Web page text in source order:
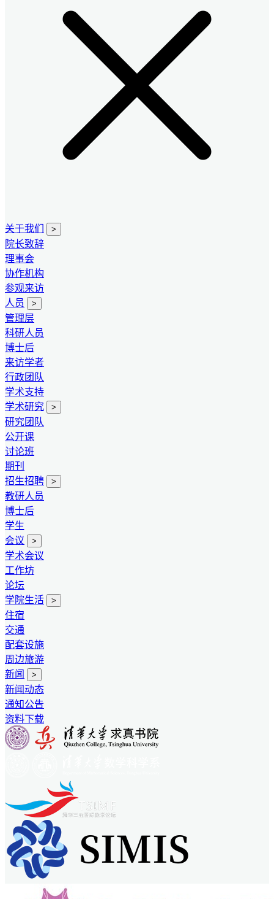
关于我们 >
院长致辞
理事会
协作机构
参观来访
人员
>
管理层
科研人员
博士后
来访学者
行政团队
学术支持
学术研究
>
研究团队
公开课
讨论班
期刊
招生招聘
>
教研人员
博士后
学生
会议
>
学术会议
工作坊
论坛
学院生活
>
住宿
交通
配套设施
周边旅游
新闻
>
新闻动态
通知公告
资料下载